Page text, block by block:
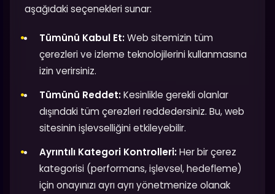
aşağıdaki seçenekleri sunar:
Tümünü Kabul Et:Web sitemizin tüm
çerezleri ve izleme teknolojilerini kullanmasına
izin verirsiniz.
Tümünü Reddet:Kesinlikle gerekli olanlar
dışındaki tüm çerezleri reddedersiniz. Bu, web
sitesinin işlevselliğini etkileyebilir.
Ayrıntılı Kategori Kontrolleri:Her bir çerez
kategorisi (performans, işlevsel, hedefleme)
için onayınızı ayrı ayrı yönetmenize olanak